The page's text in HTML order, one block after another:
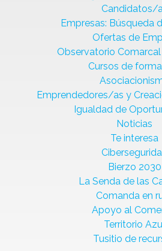
Candidatos/
Empresas: Búsqueda
Ofertas de
Observatorio
Cursos de
Emprendedores/as y
Igualdad de
Noticias
Te interesa
Bierzo 2030
La Senda de las
Comanda en
Apoyo al
Territorio
Tusitio de